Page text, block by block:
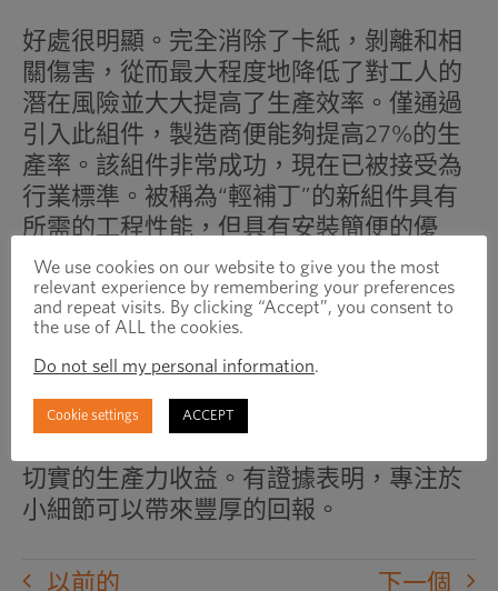
好處很明顯。完全消除了卡紙，剝離和相
關傷害，從而最大程度地降低了對工人的
潛在風險並大大提高了生產效率。僅通過
引入此組件，製造商便能夠提高27%的生
產率。該組件非常成功，現在已被接受為
行業標準。被稱為“輕補丁”的新組件具有
所需的工程性能，但具有安裝簡便的優
點。
識別高度專業化的解決方案可以收穫巨大
的效率回報-無論是處理大型系統還是單個
件，利用供應商和製造商的現有工程團
切實的生產力收益。有證據表明，專注於
小細節可以帶來豐厚的回報。
以前的 下一個
We use cookies on our website to give you the most
relevant experience by remembering your preferences
and repeat visits. By clicking “Accept”, you consent to
the use of ALL the cookies.
Do not sell my personal information.
Cookie settings ACCEPT